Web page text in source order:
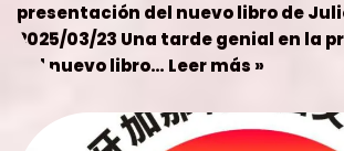
presentación del nuevo libro de
2025/03/23 Una tarde genial en la
del nuevo libro… Leer más »